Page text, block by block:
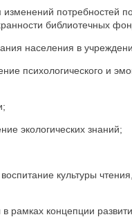
потребностей
библиотечных
населения в
психологического и
экологических знаний;
культуры
рамках концепции